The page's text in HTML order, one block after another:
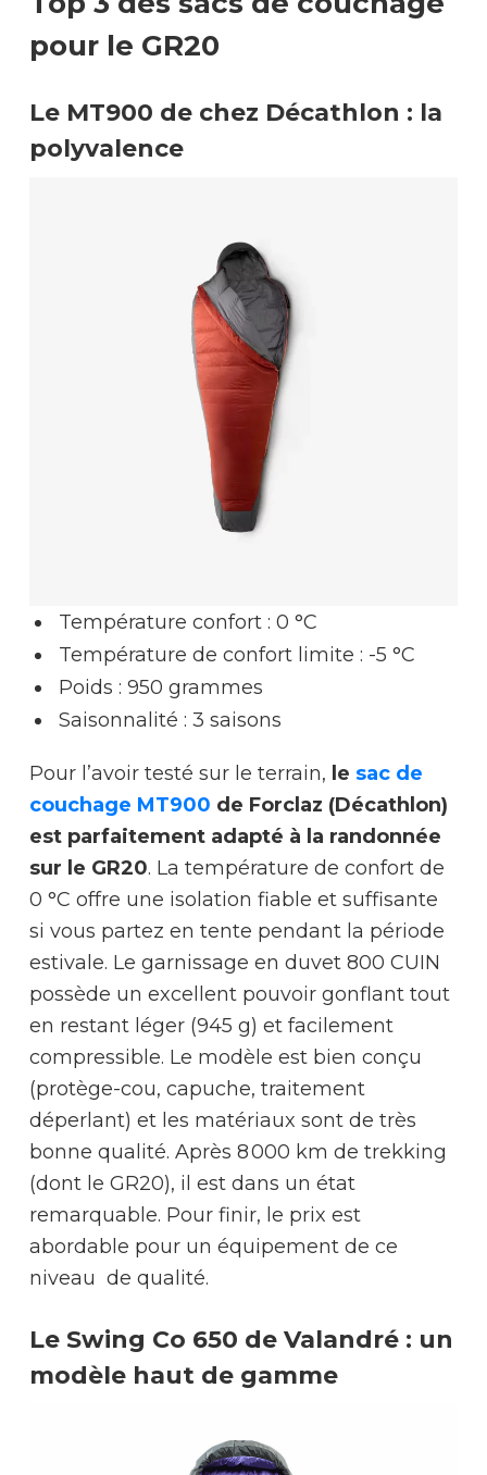
pour le GR20
Le MT900 de chez Décathlon : la
polyvalence
Température confort : 0 °C
Température de confort limite : -5 °C
Poids : 950 grammes
Saisonnalité : 3 saisons
Pour l’avoir testé sur le terrain, le sac de
couchage MT900 de Forclaz (Décathlon)
est parfaitement adapté à la randonnée
sur le GR20. La température de confort de
0 °C offre une isolation fiable et suffisante
si vous partez en tente pendant la période
estivale. Le garnissage en duvet 800 CUIN
possède un excellent pouvoir gonflant tout
en restant léger (945 g) et facilement
compressible. Le modèle est bien conçu
(protège-cou, capuche, traitement
déperlant) et les matériaux sont de très
bonne qualité. Après 8 000 km de trekking
(dont le GR20), il est dans un état
remarquable. Pour finir, le prix est
abordable pour un équipement de ce
niveau de qualité.
Le Swing Co 650 de Valandré : un
modèle haut de gamme